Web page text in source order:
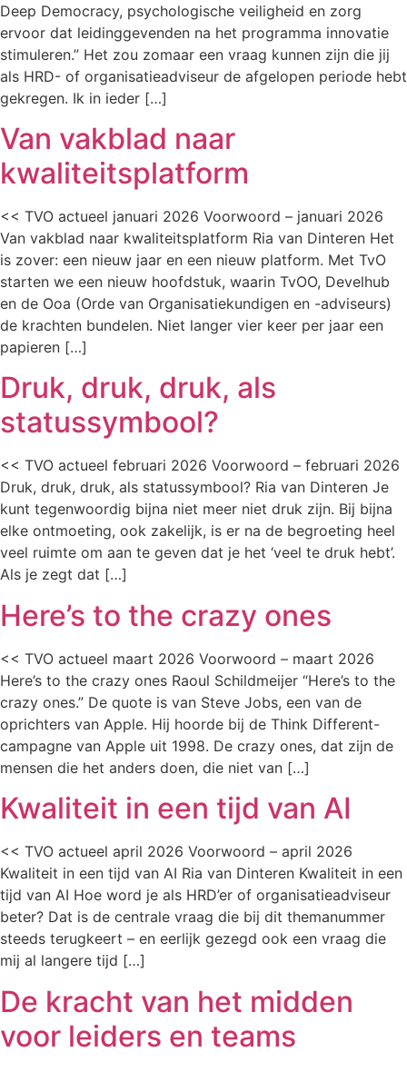
Deep Democracy, psychologische veiligheid en zorg
ervoor dat leidinggevenden na het programma innovatie
stimuleren.” Het zou zomaar een vraag kunnen zijn die jij
als HRD- of organisatieadviseur de afgelopen periode hebt
gekregen. Ik in ieder […]
Van vakblad naar
kwaliteitsplatform
<< TVO actueel januari 2026 Voorwoord – januari 2026
Van vakblad naar kwaliteitsplatform Ria van Dinteren Het
is zover: een nieuw jaar en een nieuw platform. Met TvO
starten we een nieuw hoofdstuk, waarin TvOO, Develhub
en de Ooa (Orde van Organisatiekundigen en -adviseurs)
de krachten bundelen. Niet langer vier keer per jaar een
papieren […]
Druk, druk, druk, als
statussymbool?
<< TVO actueel februari 2026 Voorwoord – februari 2026
Druk, druk, druk, als statussymbool? Ria van Dinteren Je
kunt tegenwoordig bijna niet meer niet druk zijn. Bij bijna
elke ontmoeting, ook zakelijk, is er na de begroeting heel
veel ruimte om aan te geven dat je het ‘veel te druk hebt’.
Als je zegt dat […]
Here’s to the crazy ones
<< TVO actueel maart 2026 Voorwoord – maart 2026
Here’s to the crazy ones Raoul Schildmeijer “Here’s to the
crazy ones.” De quote is van Steve Jobs, een van de
oprichters van Apple. Hij hoorde bij de Think Different-
campagne van Apple uit 1998. De crazy ones, dat zijn de
mensen die het anders doen, die niet van […]
Kwaliteit in een tijd van AI
<< TVO actueel april 2026 Voorwoord – april 2026
Kwaliteit in een tijd van AI Ria van Dinteren Kwaliteit in een
tijd van AI Hoe word je als HRD’er of organisatieadviseur
beter? Dat is de centrale vraag die bij dit themanummer
steeds terugkeert – en eerlijk gezegd ook een vraag die
mij al langere tijd […]
De kracht van het midden
voor leiders en teams